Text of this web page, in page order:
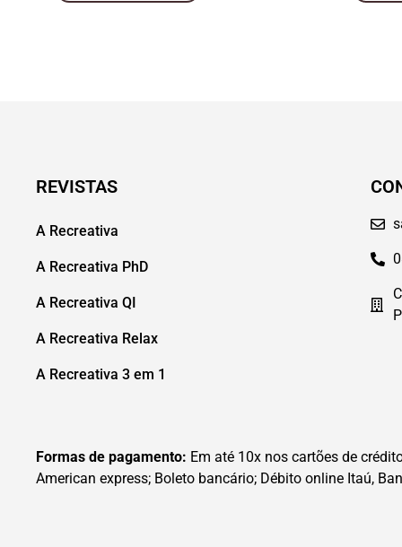
REVISTAS
A Recreativa
A Recreativa PhD
A Recreativa QI
A Recreativa Relax
A Recreativa 3 em 1
Formas de pagamento: Em até 10x nos cartões de
American express; Boleto bancário; Débito online Itaú,